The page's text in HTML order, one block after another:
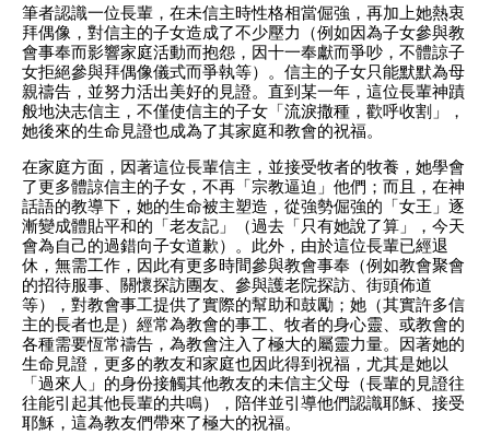
筆者認識一位長輩，在未信主時性格相當倔強，再加上她熱衷
拜偶像，對信主的子女造成了不少壓力（例如因為子女參與教
會事奉而影響家庭活動而抱怨，因十一奉獻而爭吵，不體諒子
女拒絕參與拜偶像儀式而爭執等）。信主的子女只能默默為母
親禱告，並努力活出美好的見證。直到某一年，這位長輩神蹟
般地決志信主，不僅使信主的子女「流淚撒種，歡呼收割」，
她後來的生命見證也成為了其家庭和教會的祝福。
在家庭方面，因著這位長輩信主，並接受牧者的牧養，她學會
了更多體諒信主的子女，不再「宗教逼迫」他們；而且，在神
話語的教導下，她的生命被主塑造，從強勢倔強的「女王」逐
漸變成體貼平和的「老友記」（過去「只有她說了算」，今天
會為自己的過錯向子女道歉）。此外，由於這位長輩已經退
休，無需工作，因此有更多時間參與教會事奉（例如教會聚會
的招待服事、關懷探訪團友、參與護老院探訪、街頭佈道
等），對教會事工提供了實際的幫助和鼓勵；她（其實許多信
主的長者也是）經常為教會的事工、牧者的身心靈、或教會的
各種需要恆常禱告，為教會注入了極大的屬靈力量。因著她的
生命見證，更多的教友和家庭也因此得到祝福，尤其是她以
「過來人」的身份接觸其他教友的未信主父母（長輩的見證往
往能引起其他長輩的共鳴），陪伴並引導他們認識耶穌、接受
耶穌，這為教友們帶來了極大的祝福。